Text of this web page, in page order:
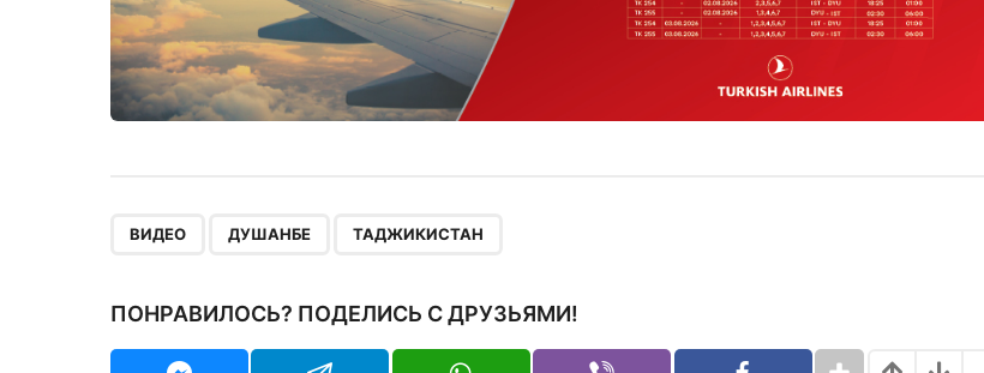
ВИДЕО ДУШАНБЕ ТАДЖИКИСТАН
ПОНРАВИЛОСЬ? ПОДЕЛИСЬ С ДРУЗЬЯМИ!